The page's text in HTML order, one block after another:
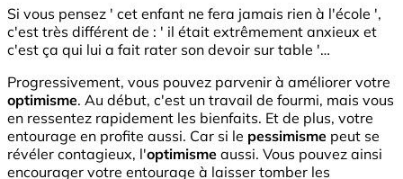
Si vous pensez ' cet enfant ne fera jamais rien à l'école ',
c'est très différent de : ' il était extrêmement anxieux et
c'est ça qui lui a fait rater son devoir sur table '…
Progressivement, vous pouvez parvenir à améliorer votre
optimisme. Au début, c'est un travail de fourmi, mais vous
en ressentez rapidement les bienfaits. Et de plus, votre
entourage en profite aussi. Car si le pessimisme peut se
révéler contagieux, l'optimisme aussi. Vous pouvez ainsi
encourager votre entourage à laisser tomber les